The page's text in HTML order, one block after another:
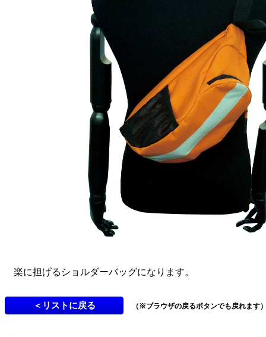
楽に担げるショルダーバッグになります。
（※ブラウザの戻るボタンでも戻れます